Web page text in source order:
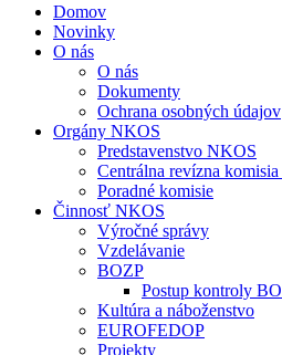
Domov
Novinky
O nás
O nás
Dokumenty
Ochrana osobných údajov
Orgány NKOS
Predstavenstvo NKOS
Centrálna revízna
Poradné komisie
Činnosť NKOS
Výročné správy
Vzdelávanie
BOZP
Postup kontroly
Kultúra a náboženstvo
EUROFEDOP
Projekty